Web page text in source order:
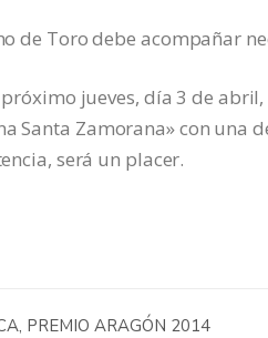
de Toro debe acompañar
jueves, día 3 de
Santa Zamorana» con una
será un placer.
PREMIO ARAGÓN 2014